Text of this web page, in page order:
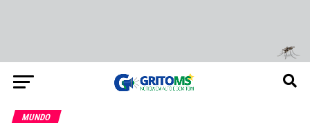
MUNDO